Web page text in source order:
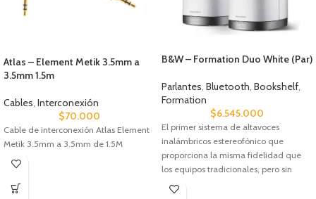
Atlas – Element Metik 3.5mm a
3.5mm 1.5m
Cables, Interconexión
$70.000
Cable de interconexión Atlas Element
Metik 3.5mm a 3.5mm de 1.5M
B&W – Formation Duo White (Par)
Parlantes, Bluetooth, Bookshelf,
Formation
$6.545.000
El primer sistema de altavoces
inalámbricos estereofónico que
proporciona la misma fidelidad que
los equipos tradicionales, pero sin
cables. El Duo incorpora la misma